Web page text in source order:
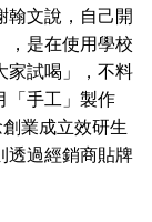
翰文說，自己開
，是在使用學校
家試喝」，不料
「手工」製作
業成立效研生
透過經銷商貼牌